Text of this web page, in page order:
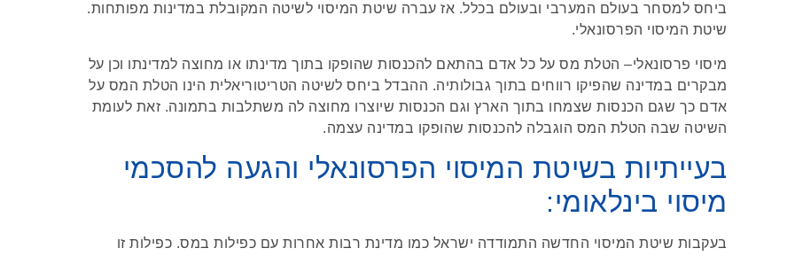
ביחס למסחר בעולם המערבי ובעולם בכלל. אז עברה שיטת המיסוי לשיטה המקובלת במדינות מפותחות.
שיטת המיסוי הפרסונאלי.
מיסוי פרסונאלי– הטלת מס על כל אדם בהתאם להכנסות שהופקו בתוך מדינתו או מחוצה למדינתו וכן על
מבקרים במדינה שהפיקו רווחים בתוך גבולותיה. ההבדל ביחס לשיטה הטריטוריאלית הינו הטלת המס על
אדם כך שגם הכנסות שצמחו בתוך הארץ וגם הכנסות שיוצרו מחוצה לה משתלבות בתמונה. זאת לעומת
השיטה שבה הטלת המס הוגבלה להכנסות שהופקו במדינה עצמה.
בעייתיות בשיטת המיסוי הפרסונאלי והגעה להסכמי
מיסוי בינלאומי:
בעקבות שיטת המיסוי החדשה התמודדה ישראל כמו מדינת רבות אחרות עם כפילות במס. כפילות זו